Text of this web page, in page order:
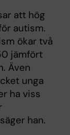
att hög
autism.
ökar två
jämfört
Även
unga
ha viss
han.